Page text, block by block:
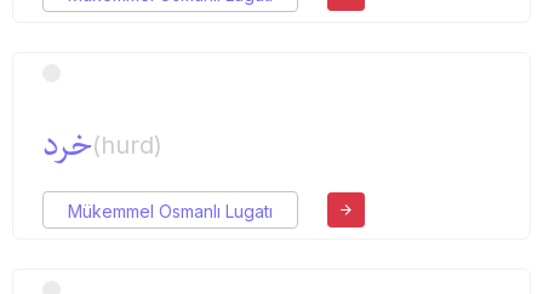
خرد(hurd)
Mükemmel Osmanlı Lugatı